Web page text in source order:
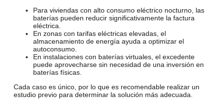
Para viviendas con alto consumo eléctrico nocturno, las
baterías pueden reducir significativamente la factura
eléctrica.
En zonas con tarifas eléctricas elevadas, el
almacenamiento de energía ayuda a optimizar el
autoconsumo.
En instalaciones con baterías virtuales, el excedente
puede aprovecharse sin necesidad de una inversión en
baterías físicas.
Cada caso es único, por lo que es recomendable realizar un
estudio previo para determinar la solución más adecuada.